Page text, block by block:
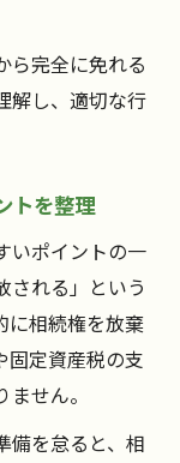
ら完全に免れる
解し、適切な行
トを整理
いポイントの一
される」という
に相続権を放棄
固定資産税の支
せん。
備を怠ると、相